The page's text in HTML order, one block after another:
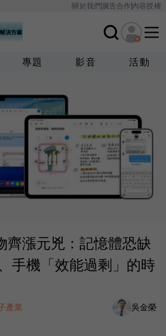
關於我們廣告合作內容授權
專題 影音 活動
齊漲元兇：記憶體恐缺
手機「效能過剩」的時
產業 吳金榮